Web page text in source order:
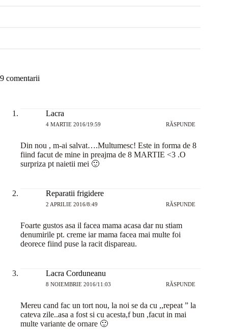
9 comentarii
Lacra
4 MARTIE 2016/19:59 RĂSPUNDE
Din nou , m-ai salvat….Multumesc! Este in forma de 8
fiind facut de mine in preajma de 8 MARTIE <3 .O
surpriza pt naietii mei 🙂
Reparatii frigidere
2 APRILIE 2016/8:49 RĂSPUNDE
Foarte gustos asa il facea mama acasa dar nu stiam
denumirile pt. creme iar mama facea mai multe foi
deorece fiind puse la racit dispareau.
Lacra Corduneanu
8 NOIEMBRIE 2016/11:03 RĂSPUNDE
Mereu cand fac un tort nou, la noi se da cu ,,repeat ” la
cateva zile..asa a fost si cu acesta,f bun ,facut in mai
multe variante de ornare 🙂